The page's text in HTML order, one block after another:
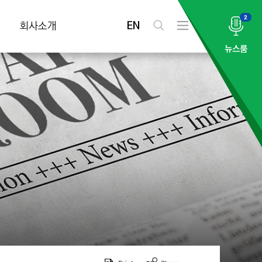
회사소개 EN
검
전
메
2
뉴스룸